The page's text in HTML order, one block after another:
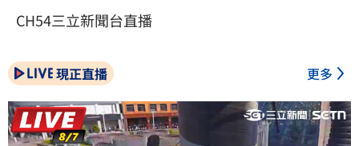
CH54三立新聞台直播
現正直播 更多